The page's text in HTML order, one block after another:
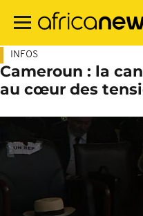
contenu
INFOS
Cameroun : la
au cœur des